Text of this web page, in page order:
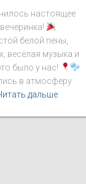
настоящее
белой пены,
весёлая музыка и
было у нас!
в атмосферу
дальше